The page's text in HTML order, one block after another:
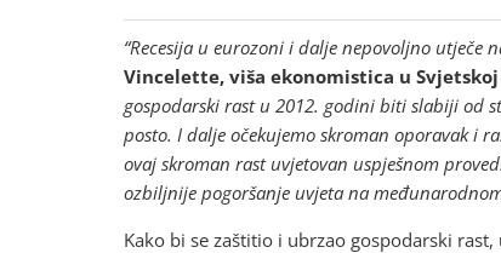
“Recesija u eurozoni i dalje nepovoljno utječe
Vincelette, viša ekonomistica u
gospodarski rast u 2012. godini biti slabiji od
posto. I dalje očekujemo skroman oporavak i
ovaj skroman rast uvjetovan uspješnom
ozbiljnije pogoršanje uvjeta na
Kako bi se zaštitio i ubrzao gospodarski